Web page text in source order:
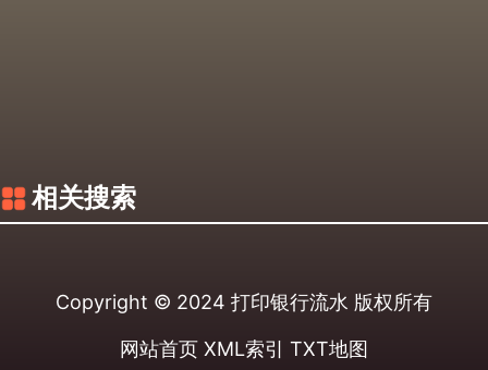
相关搜索
Copyright © 2024 打印银行流水 版权所有
网站首页 XML索引 TXT地图